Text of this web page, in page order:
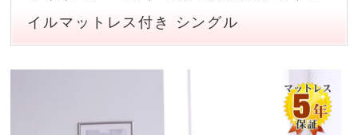
イルマットレス付き シングル